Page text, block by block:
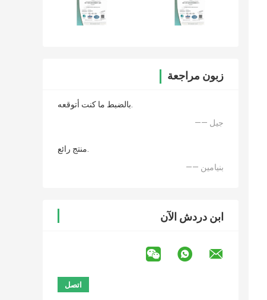
زبون مراجعة
بالضبط ما كنت أتوقعه.
—— جيل
منتج رائع.
—— بنيامين
ابن دردش الآن